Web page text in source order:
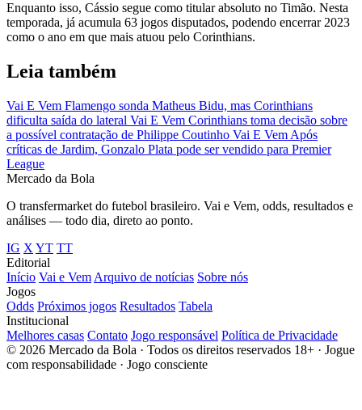
Enquanto isso, Cássio segue como titular absoluto no Timão. Nesta
temporada, já acumula 63 jogos disputados, podendo encerrar 2023
como o ano em que mais atuou pelo Corinthians.
Leia também
Vai E Vem Flamengo sonda Matheus Bidu, mas Corinthians
dificulta saída do lateral Vai E Vem Corinthians toma decisão sobre
a possível contratação de Philippe Coutinho Vai E Vem Após
críticas de Jardim, Gonzalo Plata pode ser vendido para Premier
League
Mercado da Bola
O transfermarket do futebol brasileiro. Vai e Vem, odds, resultados e
análises — todo dia, direto ao ponto.
IG X YT TT
Editorial
Início Vai e Vem Arquivo de notícias Sobre nós
Jogos
Odds Próximos jogos Resultados Tabela
Institucional
Melhores casas Contato Jogo responsável Política de Privacidade
© 2026 Mercado da Bola · Todos os direitos reservados 18+ · Jogue
com responsabilidade · Jogo consciente